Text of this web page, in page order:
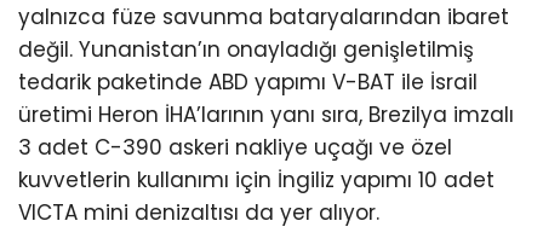
yalnızca füze savunma bataryalarından ibaret
değil. Yunanistan’ın onayladığı genişletilmiş
tedarik paketinde ABD yapımı V-BAT ile İsrail
üretimi Heron İHA’larının yanı sıra, Brezilya imzalı
3 adet C-390 askeri nakliye uçağı ve özel
kuvvetlerin kullanımı için İngiliz yapımı 10 adet
VICTA mini denizaltısı da yer alıyor.